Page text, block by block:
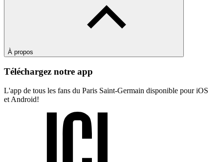
À propos
Téléchargez notre app
L'app de tous les fans du Paris Saint-Germain disponible pour iOS
et Android!